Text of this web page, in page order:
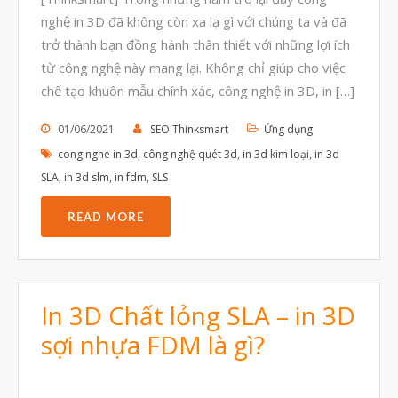
Tháng Tám 2023
Tháng Bảy 2023
Tháng Sáu 2023
Tháng Năm 2023
Tháng Tư 2023
Tháng Ba 2023
Tháng Mười Hai 2022
Tháng Mười Một 2022
Tháng Mười 2022
Tháng Chín 2022
nghệ in 3D đã không còn xa lạ gì với chúng ta và đã
trở thành bạn đồng hành thân thiết với những lợi ích
từ công nghệ này mang lại. Không chỉ giúp cho việc
chế tạo khuôn mẫu chính xác, công nghệ in 3D, in […]
01/06/2021 SEO Thinksmart
Ứng dụng
cong nghe in 3d, công nghệ quét 3d, in 3d kim loại, in 3d
SLA, in 3d slm, in fdm, SLS
READ MORE
In 3D Chất lỏng SLA – in 3D
sợi nhựa FDM là gì?